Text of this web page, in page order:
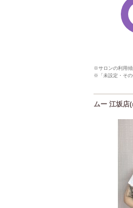
※サロンの利用傾
※「未設定・その
ムー 江坂店